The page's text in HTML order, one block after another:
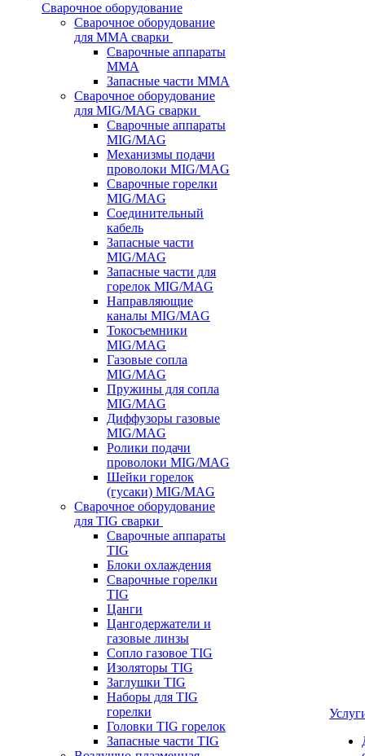
Сварочное оборудование
Сварочное оборудование
для MMA сварки
Сварочные аппараты
MMA
Запасные части MMA
Сварочное оборудование
для MIG/MAG сварки
Сварочные аппараты
MIG/MAG
Механизмы подачи
проволоки MIG/MAG
Сварочные горелки
MIG/MAG
Соединительный
кабель
Запасные части
MIG/MAG
Запасные части для
горелок MIG/MAG
Направляющие
каналы MIG/MAG
Токосъемники
MIG/MAG
Газовые сопла
MIG/MAG
Пружины для сопла
MIG/MAG
Диффузоры газовые
MIG/MAG
Ролики подачи
проволоки MIG/MAG
Шейки горелок
(гусаки) MIG/MAG
Сварочное оборудование
для TIG сварки
Сварочные аппараты
TIG
Блоки охлаждения
Сварочные горелки
TIG
Цанги
Цангодержатели и
газовые линзы
Сопло газовое TIG
Изоляторы TIG
Заглушки TIG
Наборы для TIG
горелки
Головки TIG горелок
Запасные части TIG